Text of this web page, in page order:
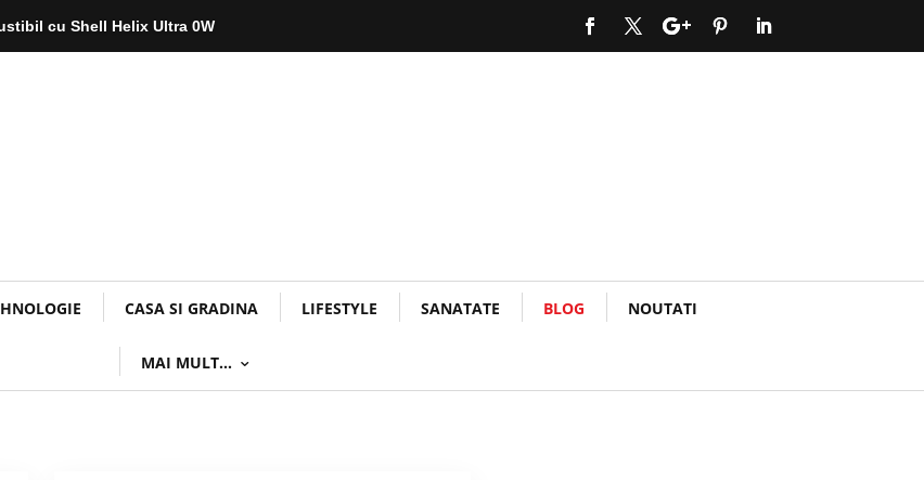
cu Shell Helix Ultra 0W
CASA SI GRADINA LIFESTYLE SANATATE BLOG NOUTATI
MAI MULT…